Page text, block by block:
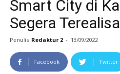
Smart City di
Segera
Penulis Redaktur 2 - 13/09/2022
Facebook Twitter